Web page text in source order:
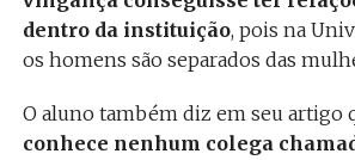
dentro da instituição, pois na
os homens são separados das
O aluno também diz em seu artigo
conhece nenhum colega